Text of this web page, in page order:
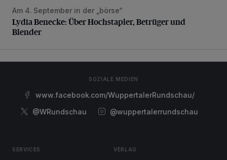
Lydia Benecke: Über Hochstapler, Betrüger und Blender
Am 4. September in der „börse“
Lydia Benecke: Über Hochstapler, Betrüger und
Blender
SOZIALE MEDIEN
www.facebook.com/WuppertalerRundschau/
@WRundschau
@wuppertalerrundschau
SERVICES VERLAG